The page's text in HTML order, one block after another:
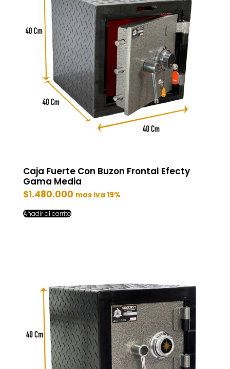
Caja Fuerte Con Buzon Frontal Efecty
Gama Media
$1.480.000 mas iva 19%
Añadir al carrito